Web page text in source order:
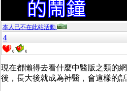
本人已不在此站活動
4
0 0
現在都懶得去看什麼中醫版之類的
後，長大後就成為神醫，會這樣的